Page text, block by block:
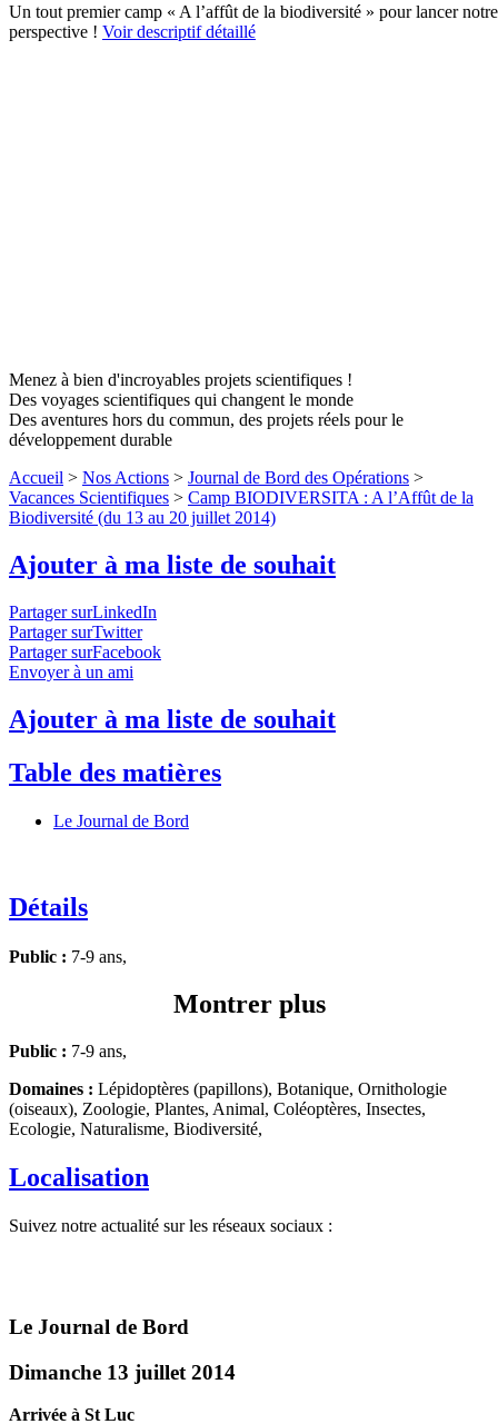
Un tout premier camp « A l’affût de la biodiversité » pour lancer
perspective ! Voir descriptif détaillé
Menez à bien d'incroyables projets scientifiques !
Des voyages scientifiques qui changent le monde
Des aventures hors du commun, des projets réels pour le
développement durable
Accueil > Nos Actions > Journal de Bord des Opérations >
Vacances Scientifiques > Camp BIODIVERSITA : A l’Affût de la
Biodiversité (du 13 au 20 juillet 2014)
Ajouter à ma liste de souhait
Partager surLinkedIn
Partager surTwitter
Partager surFacebook
Envoyer à un ami
Ajouter à ma liste de souhait
Table des matières
Le Journal de Bord
Détails
Public : 7-9 ans,
Montrer plus
Public : 7-9 ans,
Domaines : Lépidoptères (papillons), Botanique, Ornithologie
(oiseaux), Zoologie, Plantes, Animal, Coléoptères, Insectes,
Ecologie, Naturalisme, Biodiversité,
Localisation
Suivez notre actualité sur les réseaux sociaux :
Le Journal de Bord
Dimanche 13 juillet 2014
Arrivée à St Luc